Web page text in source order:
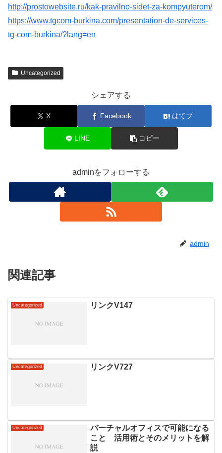
http://prostowebsite.ru/kak-pravilno-sidet-za-kompyuterom/
https://www.tgcom-burkina.com/presentation-de-services-
tg-com-burkina/?lang=en
Uncategorized
シェアする
X Facebook はてブ
LINE コピー
adminをフォローする
admin
関連記事
Uncategorized リンクV147
Uncategorized リンクV727
Uncategorized
バーチャルオフィスで可能になる
こと 活用術とそのメリットを解
説